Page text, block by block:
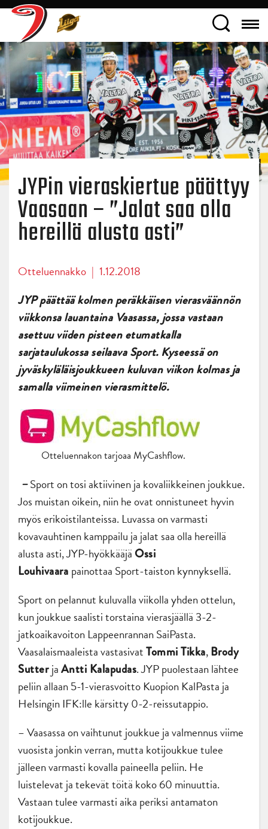
JYPin vieraskiertue päättyy
Vaasaan – ”Jalat saa olla
hereillä alusta asti”
Otteluennakko | 1.12.2018
JYP päättää kolmen peräkkäisen vierasväännön
viikkonsa lauantaina Vaasassa, jossa vastaan
asettuu viiden pisteen etumatkalla
sarjataulukossa seilaava Sport. Kyseessä on
jyväskyläläisjoukkueen kuluvan viikon kolmas ja
samalla viimeinen vierasmittelö.
Otteluennakon tarjoaa MyCashflow.
–Sport on tosi aktiivinen ja kovaliikkeinen joukkue.
Jos muistan oikein, niin he ovat onnistuneet hyvin
myös erikoistilanteissa. Luvassa on varmasti
kovavauhtinen kamppailu ja jalat saa olla hereillä
alusta asti, JYP-hyökkääjäOssi
Louhivaara painottaa Sport-taiston kynnyksellä.
Sport on pelannut kuluvalla viikolla yhden ottelun,
kun joukkue saalisti torstaina vierasjäällä 3-2-
jatkoaikavoiton Lappeenrannan SaiPasta.
Vaasalaismaaleista vastasivatTommi Tikka,Brody
SutterjaAntti Kalapudas. JYP puolestaan lähtee
peliin allaan 5-1-vierasvoitto Kuopion KalPasta ja
Helsingin IFK:lle kärsitty 0-2-reissutappio.
– Vaasassa on vaihtunut joukkue ja valmennus viime
vuosista jonkin verran, mutta kotijoukkue tulee
jälleen varmasti kovalla paineella peliin. He
luistelevat ja tekevät töitä koko 60 minuuttia.
Vastaan tulee varmasti aika periksi antamaton
kotijoukkue.